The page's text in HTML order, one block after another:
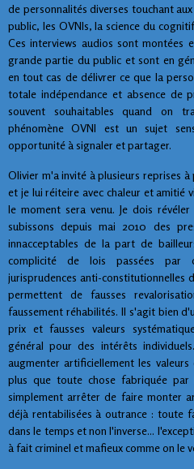
de personnalités diverses touchant
public, les OVNIs, la science du
Ces interviews audios sont montées
grande partie du public et sont en
en tout cas de délivrer ce que la
totale indépendance et absence de
souvent souhaitables quand on
phénomène OVNI est un sujet
opportunité à signaler et partager.
Olivier m'a invité à plusieurs reprises
et je lui réiteire avec chaleur et amitié
le moment sera venu. Je dois
subissons depuis mai 2010 des
innacceptables de la part de
complicité de lois passées par
jurisprudences anti-constitutionnelles
permettent de fausses
faussement réhabilités. Il s'agit bien
prix et fausses valeurs
général pour des intérêts
augmenter artificiellement les
plus que toute chose fabriquée
simplement arrêter de faire monter
déjà rentabilisées à outrance : toute
dans le temps et non l'inverse...
à fait criminel et mafieux comme on le